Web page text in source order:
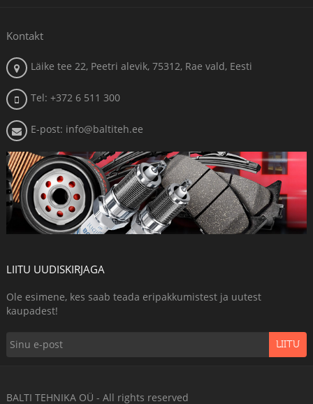
Kontakt
Läike tee 22, Peetri alevik, 75312, Rae vald, Eesti
Tel: +372 6 511 300
E-post: info@baltiteh.ee
LIITU UUDISKIRJAGA
Ole esimene, kes saab teada eripakkumistest ja uutest
kaupadest!
LIITU
BALTI TEHNIKA OÜ - All rights reserved